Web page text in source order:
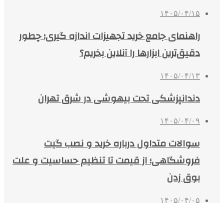
۱۴۰۵/۰۴/۱۵
راهنمای جامع خرید تجهیزات اندازه گیری؛ چطور
دقیق‌ترین ابزارها را آنلاین بخریم؟
۱۴۰۵/۰۴/۱۳
دندانپزشکی تحت بیهوشی در شرق تهران
۱۴۰۵/۰۴/۰۹
سوالات متداول درباره خرید و نصب گیت
فروشگاهی؛ از قیمت تا تنظیم حساسیت و علت
بوق زدن
۱۴۰۵/۰۴/۰۵